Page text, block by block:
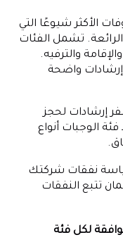
الأكثر شيوعًا التي
تشمل الفئات
والترفيه.
واضحة
إرشادات لحجز
فئة الوجبات أنواع
نفقات شركتك
تتبع النفقات
لكل فئة